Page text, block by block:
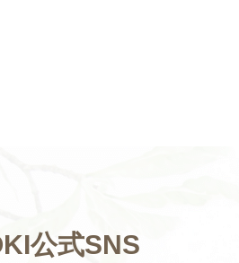
公式SNS